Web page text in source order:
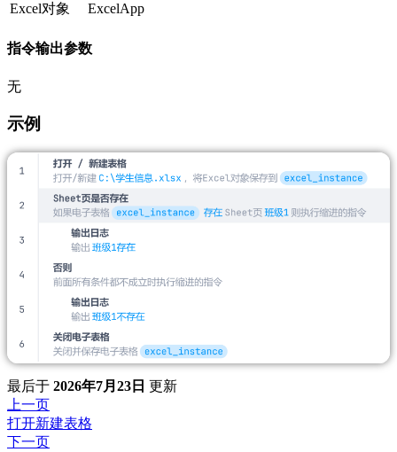
Excel对象
ExcelApp
指令输出参数
无
示例
最后于 2026年7月23日 更新
上一页
打开新建表格
下一页